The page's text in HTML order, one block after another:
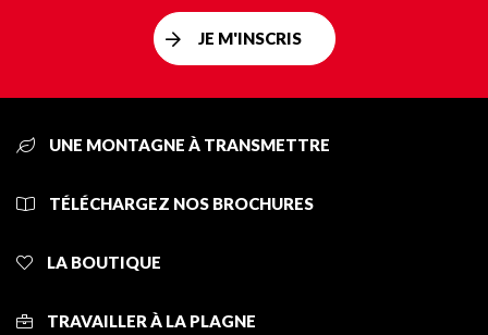
JE M'INSCRIS
UNE MONTAGNE À TRANSMETTRE
TÉLÉCHARGEZ NOS BROCHURES
LA BOUTIQUE
TRAVAILLER À LA PLAGNE